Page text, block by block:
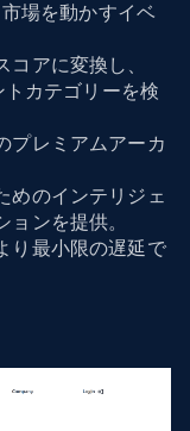
場を動かすイベ
アに変換し、
カテゴリーを検
プレミアムアーカ
めのインテリジェ
ンを提供。
り最小限の遅延で